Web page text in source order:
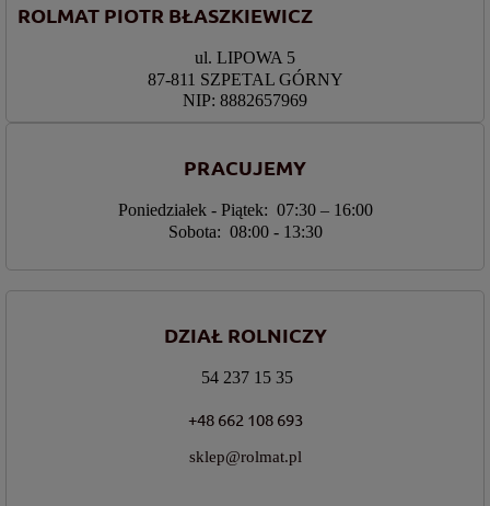
ROLMAT PIOTR BŁASZKIEWICZ
ul. LIPOWA 5
87-811 SZPETAL GÓRNY
NIP: 8882657969
PRACUJEMY
Poniedziałek - Piątek: 07:30 – 16:00
Sobota: 08:00 - 13:30
DZIAŁ ROLNICZY
54 237 15 35
+48 662 108 693
sklep@rolmat.pl